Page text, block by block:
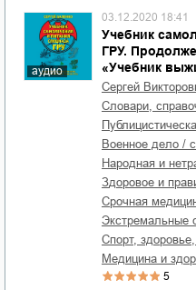
аудио
Учебник
ГРУ.
«Учебник
03.12.2020 18:41
Сергей
словари,
военное дело /
народная и
здоровое и
срочная
экстремальные
спорт,
медицина и
5